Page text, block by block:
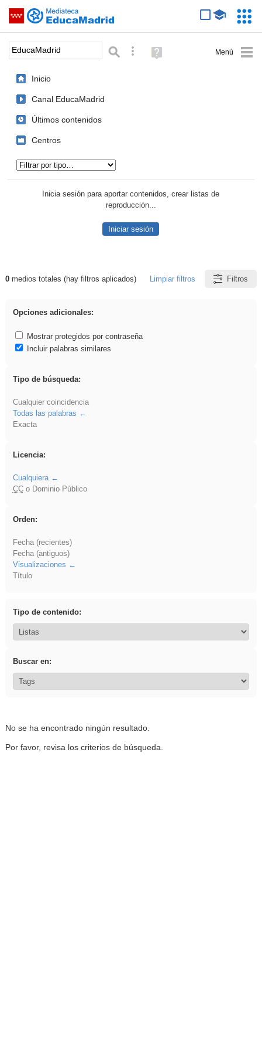
Saltar navegación
Palabra o frase: Búsqueda avanzada
Ayuda
(en
Inicio
Canal EducaMadrid
Últimos contenidos
Centros
Inicia sesión para aportar contenidos, crear listas de
reproducción...
Iniciar sesión
Resultados de: EducaMadrid
0medios totales (hay filtros aplicados) Limpiar filtros Filtros
Opciones adicionales:
Mostrar protegidos por contraseña
Incluir palabras similares
Tipo de búsqueda:
Cualquier coincidencia
Todas las palabras
Exacta
Licencia:
Cualquiera
CCo Dominio Público
Orden:
Fecha (recientes)
Fecha (antiguos)
Visualizaciones
Título
Tipo de contenido:
Buscar en:
No se ha encontrado ningún resultado.
Por favor, revisa los criterios de búsqueda.